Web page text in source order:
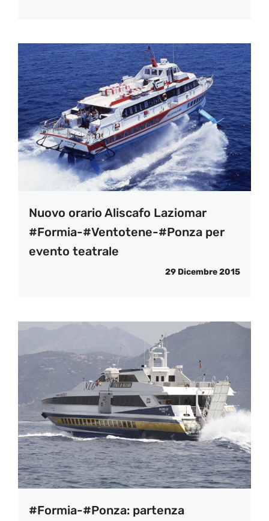
Nuovo orario Aliscafo Laziomar
#Formia-#Ventotene-#Ponza per
evento teatrale
29 Dicembre 2015
#Formia-#Ponza: partenza